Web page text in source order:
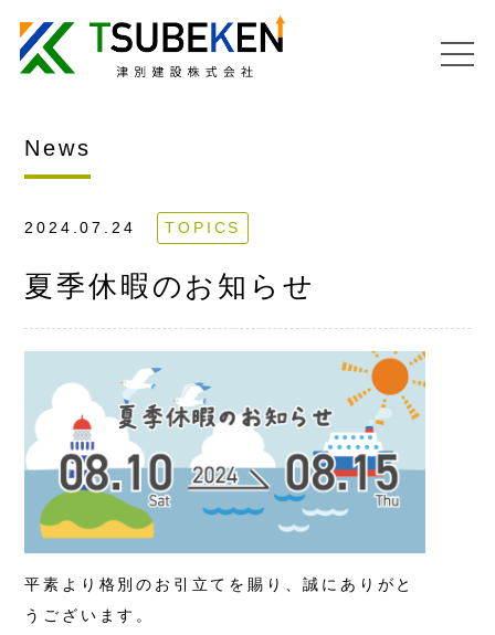
News
2024.07.24 TOPICS
夏季休暇のお知らせ
平素より格別のお引立てを賜り、誠にありがと
うございます。